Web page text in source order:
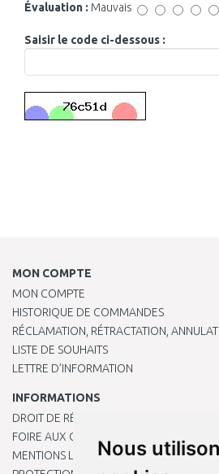
Nous
Évaluation : Mauvais
Saisir le code ci-dessous :
MON COMPTE
MON COMPTE
HISTORIQUE DE COMMANDES
RÉCLAMATION, RÉTRACTATION,
LISTE DE SOUHAITS
LETTRE D’INFORMATION
INFORMATIONS
DROIT DE RÉTRACTATION
FOIRE AUX QUESTIONS
MENTIONS LÉGALES